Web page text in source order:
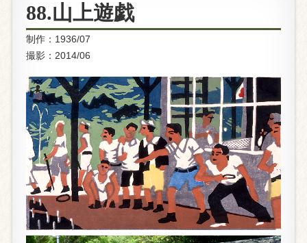
88.山上遊戯
制作：1936/07
撮影：2014/06